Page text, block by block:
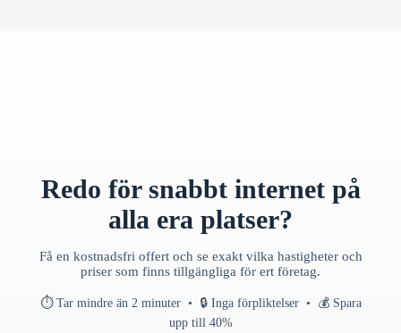
Redo för snabbt internet på
alla era platser?
Få en kostnadsfri offert och se exakt vilka hastigheter och
priser som finns tillgängliga för ert företag.
⏱ Tar mindre än 2 minuter • 🔒 Inga förpliktelser • 💰 Spara
upp till 40%